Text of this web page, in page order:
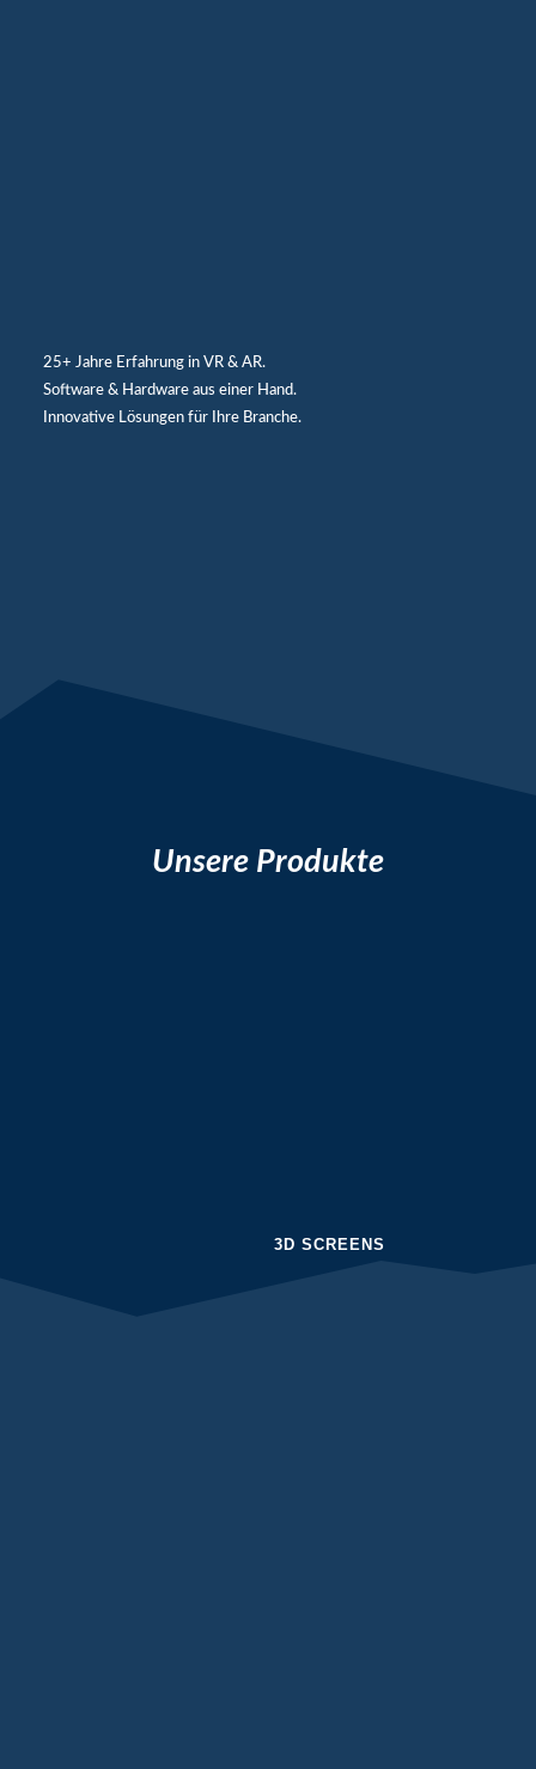
25+ Jahre Erfahrung in VR & AR.
Software & Hardware aus einer Hand.
Innovative Lösungen für Ihre Branche.
Unsere Produkte
3D SCREENS